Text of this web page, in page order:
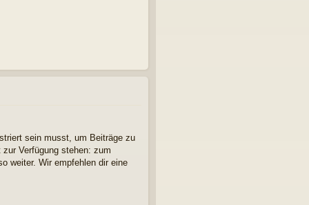
sein musst, um Beiträge zu
Verfügung stehen: zum
weiter. Wir empfehlen dir eine